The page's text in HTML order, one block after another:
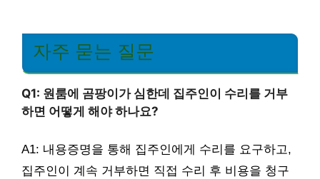
자주 묻는 질문
Q1: 원룸에 곰팡이가 심한데 집주인이 수리를 거부
하면 어떻게 해야 하나요?
A1: 내용증명을 통해 집주인에게 수리를 요구하고,
집주인이 계속 거부하면 직접 수리 후 비용을 청구